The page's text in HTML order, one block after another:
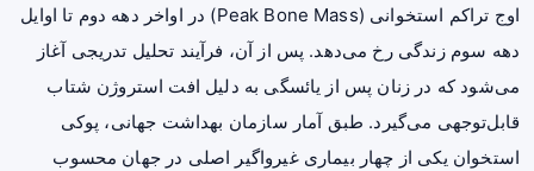
اوج تراکم استخوانی (Peak Bone Mass) در اواخر دهه دوم تا اوایل
دهه سوم زندگی رخ می‌دهد. پس از آن، فرآیند تحلیل تدریجی آغاز
می‌شود که در زنان پس از یائسگی به دلیل افت استروژن شتاب
قابل‌توجهی می‌گیرد. طبق آمار سازمان بهداشت جهانی، پوکی
استخوان یکی از چهار بیماری غیرواگیر اصلی در جهان محسوب